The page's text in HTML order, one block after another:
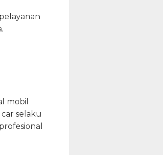
mobil
selaku